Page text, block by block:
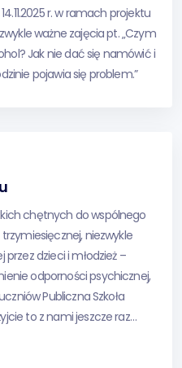
r. w ramach projektu
ważne zajęcia pt. „Czym
Jak nie dać się namówić i
pojawia się problem.”
chętnych do wspólnego
niezwykle
dzieci i młodzież –
odporności psychicznej,
Publiczna Szkoła
to z nami jeszcze raz…